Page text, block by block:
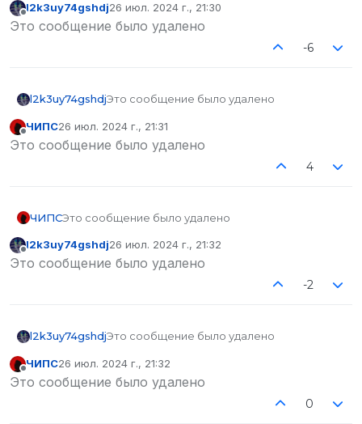
Не в сети
l2k3uy74gshdj26 июл. 2024 г., 21:30
отредактировано
Это сообщение было удалено
-6
l2k3uy74gshdjЭто сообщение было удалено
Не в сети
ЧИПС26 июл. 2024 г., 21:31
отредактировано
Это сообщение было удалено
4
ЧИПСЭто сообщение было удалено
Не в сети
l2k3uy74gshdj26 июл. 2024 г., 21:32
отредактировано
Это сообщение было удалено
-2
l2k3uy74gshdjЭто сообщение было удалено
Не в сети
ЧИПС26 июл. 2024 г., 21:32
отредактировано
Это сообщение было удалено
0